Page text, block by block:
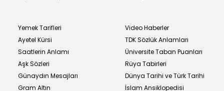
Yemek Tarifleri
Ayetel Kürsi
Saatlerin Anlamı
Aşk Sözleri
Günaydın Mesajları
Gram Altın
Video Haberler
TDK Sözlük Anlamları
Üniversite Taban Puanları
Rüya Tabirleri
Dünya Tarihi ve Türk Tarihi
İslam Ansiklopedisi